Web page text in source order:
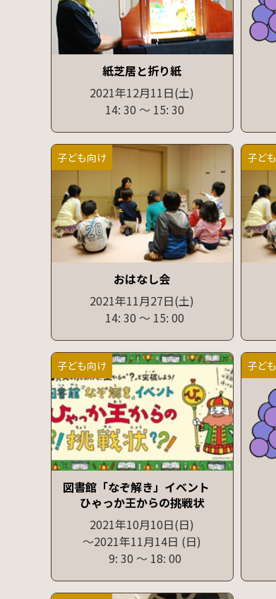
紙芝居と折り紙
2021年12月11日(土)
14: 30 〜 15: 30
子ども向け
おはなし会
2021年11月27日(土)
14: 30 〜 15: 00
子ど
子ども向け
図書館「なぞ解き」イベント
ひゃっか王からの挑戦状
2021年10月10日(日)
〜2021年11月14日 (日)
9: 30 〜 18: 00
子ど